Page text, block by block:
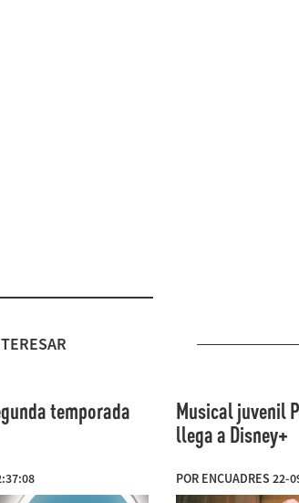
temporada
Musical juvenil
llega a Disney+
POR ENCUADRES 22-